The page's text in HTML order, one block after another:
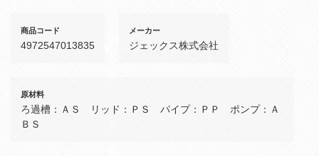
商品コード
4972547013835
メーカー
ジェックス株式会社
原材料
ろ過槽：ＡＳ リッド：ＰＳ パイプ：ＰＰ ポンプ：Ａ
ＢＳ